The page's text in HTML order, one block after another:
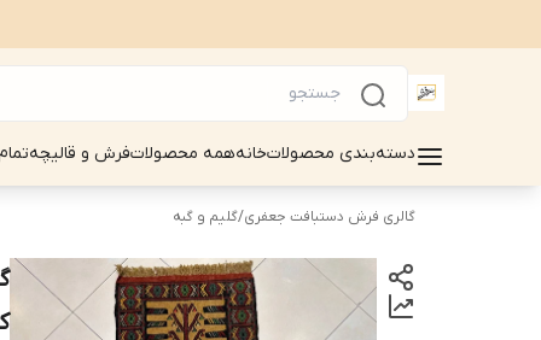
دسته‌بندی محصولاتخانههمه محصولاتفرش و قالیچه
گالری فرش دستبافت جعفری/گلیم و گبه